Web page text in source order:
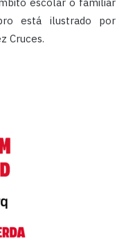
está ilustrado por
Cruces.